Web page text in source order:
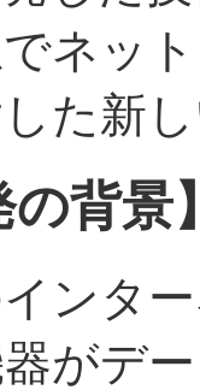
ネッ
た新
の背景】
ンタ
器がデ